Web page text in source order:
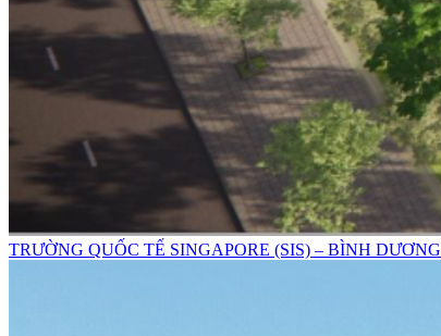
TRƯỜNG QUỐC TẾ SINGAPORE (SIS) – BÌNH DƯƠNG